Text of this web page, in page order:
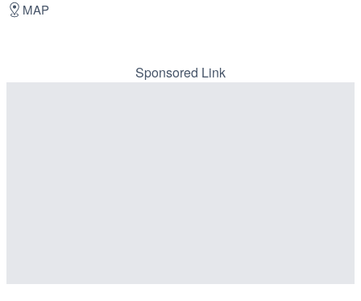
MAP
Sponsored Link